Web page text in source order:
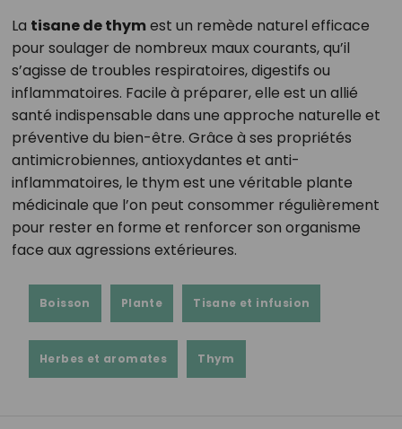
La tisane de thymest un remède naturel efficace
pour soulager de nombreux maux courants, qu’il
s’agisse de troubles respiratoires, digestifs ou
inflammatoires. Facile à préparer, elle est un allié
santé indispensable dans une approche naturelle et
préventive du bien-être. Grâce à ses propriétés
antimicrobiennes, antioxydantes et anti-
inflammatoires, le thym est une véritable plante
médicinale que l’on peut consommer régulièrement
pour rester en forme et renforcer son organisme
face aux agressions extérieures.
Boisson Plante Tisane et infusion
Herbes et aromates Thym